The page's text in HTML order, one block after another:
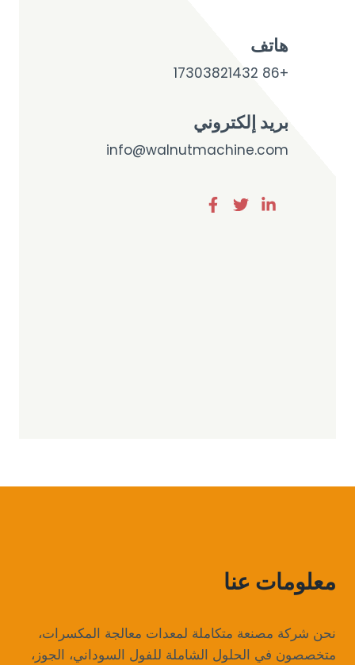
هاتف
+86 17303821432
بريد إلكتروني
info@walnutmachine.com
معلومات عنا
نحن شركة مصنعة متكاملة لمعدات معالجة المكسرات،
متخصصون في الحلول الشاملة للفول السوداني، الجوز،